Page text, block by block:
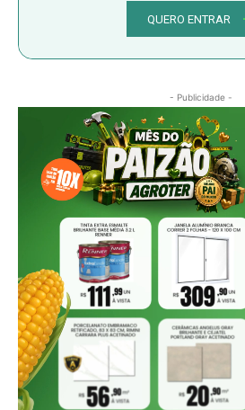
QUERO ENTRAR
- Publicidade -